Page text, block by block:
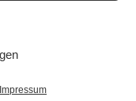
Impressum